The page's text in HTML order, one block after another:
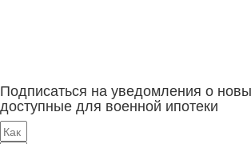
Подписаться на уведомления о
доступные для военной ипотеки